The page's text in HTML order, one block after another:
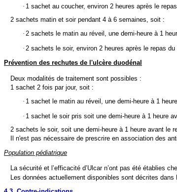
· 1 sachet au coucher, environ 2 heures après le
2 sachets matin et soir pendant 4 à 6 semaines, soit :
· 2 sachets le matin au réveil, une demi-heure à 1
· 2 sachets le soir, environ 2 heures après le repas du
Prévention des rechutes de l'ulcère duodénal
Deux modalités de traitement sont possibles :
1 sachet 2 fois par jour, soit :
· 1 sachet le matin au réveil, une demi-heure à 1
· 1 sachet le soir pris soit une demi-heure à 1 heure
2 sachets le soir, soit une demi-heure à 1 heure avant le
Il n'est pas nécessaire de prescrire en association des
Population pédiatrique
La sécurité et l’efficacité d’Ulcar n’ont pas été établies
Les données actuellement disponibles sont décrites dans